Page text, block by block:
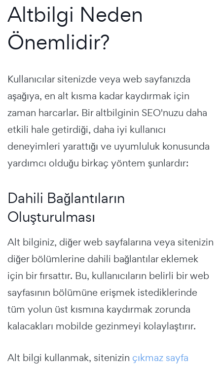
Altbilgi Neden
Önemlidir?
Kullanıcılar sitenizde veya web sayfanızda
aşağıya, en alt kısma kadar kaydırmak için
zaman harcarlar. Bir altbilginin SEO'nuzu daha
etkili hale getirdiği, daha iyi kullanıcı
deneyimleri yarattığı ve uyumluluk konusunda
yardımcı olduğu birkaç yöntem şunlardır:
Dahili Bağlantıların
Oluşturulması
Alt bilginiz, diğer web sayfalarına veya sitenizin
diğer bölümlerine dahili bağlantılar eklemek
için bir fırsattır. Bu, kullanıcıların belirli bir web
sayfasının bölümüne erişmek istediklerinde
tüm yolun üst kısmına kaydırmak zorunda
kalacakları mobilde gezinmeyi kolaylaştırır.
Alt bilgi kullanmak, sitenizin çıkmaz sayfa